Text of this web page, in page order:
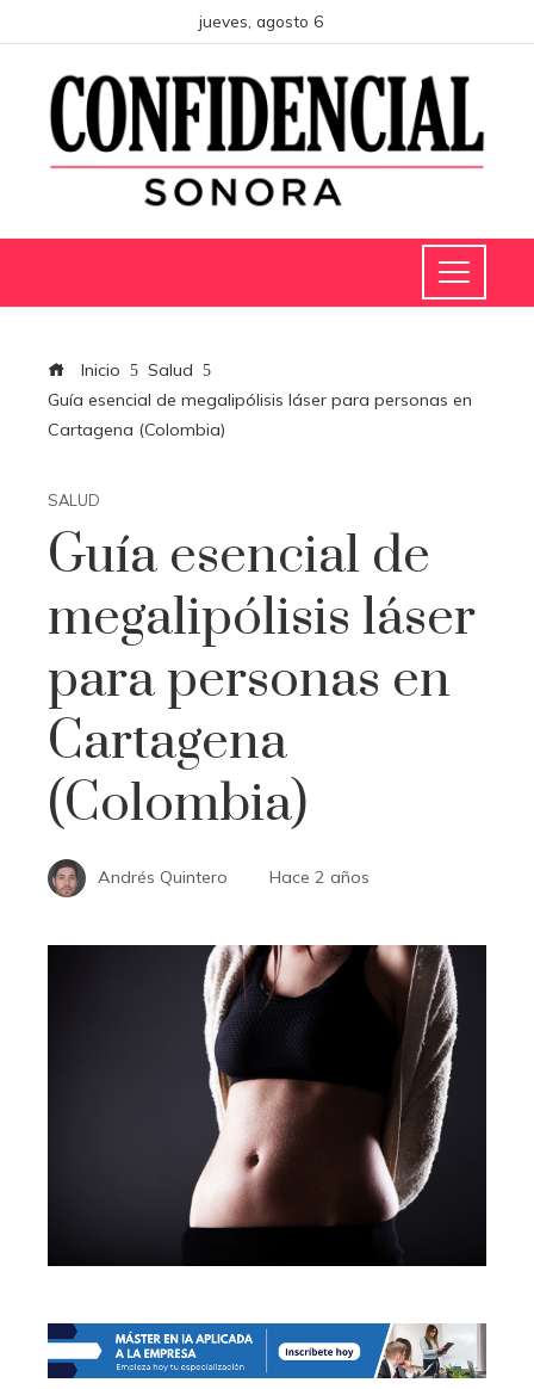
jueves, agosto 6
Inicio
Salud
Guía esencial de megalipólisis láser para personas en
Cartagena (Colombia)
SALUD
Guía esencial de
megalipólisis láser
para personas en
Cartagena
(Colombia)
Andrés Quintero Hace 2 años